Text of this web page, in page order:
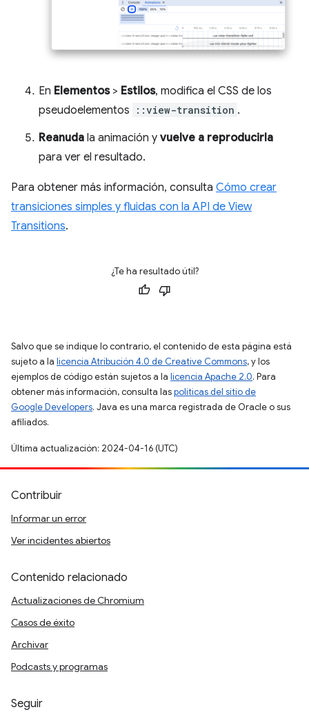
En Elementos> Estilos, modifica el CSS de los
pseudoelementos
::view-transition .
Reanuda la animación y vuelve a reproducirla
para ver el resultado.
Para obtener más información, consulta Cómo crear
transiciones simples y fluidas con la API de View
Transitions.
¿Te ha resultado útil?
Salvo que se indique lo contrario, el contenido de esta página está
sujeto a la licencia Atribución 4.0 de Creative Commons, y los
ejemplos de código están sujetos a la licencia Apache 2.0. Para
obtener más información, consulta laspolíticas del sitio de
Google Developers. Java es una marca registrada de Oracle o sus
afiliados.
Última actualización: 2024-04-16 (UTC)
Contribuir
Informar un error
Ver incidentes abiertos
Contenido relacionado
Actualizaciones de Chromium
Casos de éxito
Archivar
Podcasts y programas
Seguir